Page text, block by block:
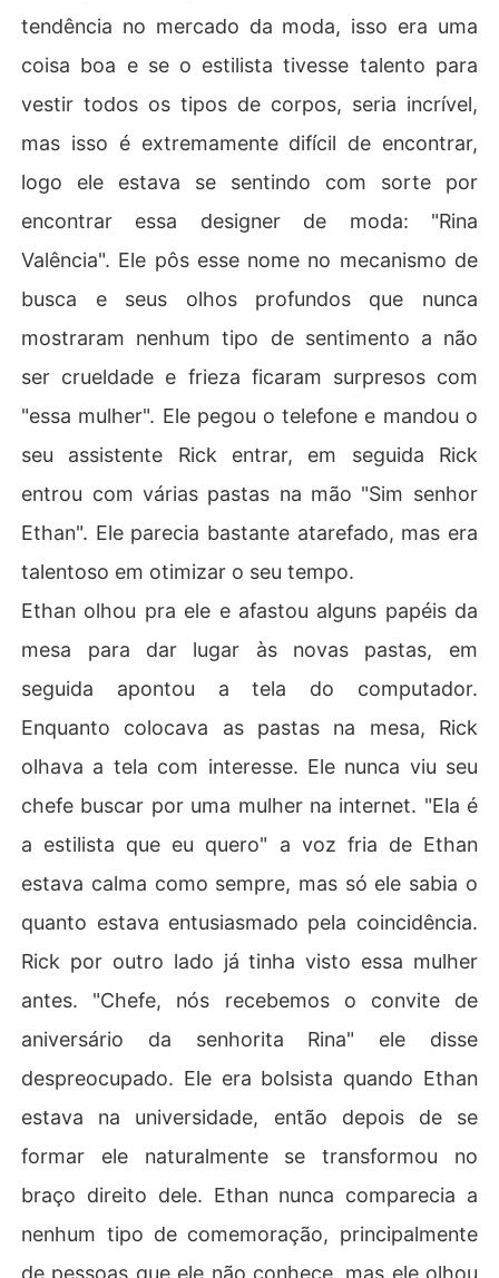
tendência no mercado da moda, isso era uma
coisa boa e se o estilista tivesse talento para
vestir todos os tipos de corpos, seria incrível,
mas isso é extremamente difícil de encontrar,
logo ele estava se sentindo com sorte por
encontrar essa designer de moda: "Rina
Valência". Ele pôs esse nome no mecanismo de
busca e seus olhos profundos que nunca
mostraram nenhum tipo de sentimento a não
ser crueldade e frieza ficaram surpresos com
"essa mulher". Ele pegou o telefone e mandou o
seu assistente Rick entrar, em seguida Rick
entrou com várias pastas na mão "Sim senhor
Ethan". Ele parecia bastante atarefado, mas era
talentoso em otimizar o seu tempo.
Ethan olhou pra ele e afastou alguns papéis da
mesa para dar lugar às novas pastas, em
seguida apontou a tela do computador.
Enquanto colocava as pastas na mesa, Rick
olhava a tela com interesse. Ele nunca viu seu
chefe buscar por uma mulher na internet. "Ela é
a estilista que eu quero" a voz fria de Ethan
estava calma como sempre, mas só ele sabia o
quanto estava entusiasmado pela coincidência.
Rick por outro lado já tinha visto essa mulher
antes. "Chefe, nós recebemos o convite de
aniversário da senhorita Rina" ele disse
despreocupado. Ele era bolsista quando Ethan
estava na universidade, então depois de se
formar ele naturalmente se transformou no
braço direito dele. Ethan nunca comparecia a
nenhum tipo de comemoração, principalmente
de pessoas que ele não conhece, mas ele olhou